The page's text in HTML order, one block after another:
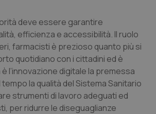
deve essere garantire
efficienza e accessibilità. Il ruolo
farmacisti è prezioso quanto più si
quotidiano con i cittadini ed è
l’innovazione digitale la premessa
la qualità del Sistema Sanitario
strumenti di lavoro adeguati ed
per ridurre le diseguaglianze